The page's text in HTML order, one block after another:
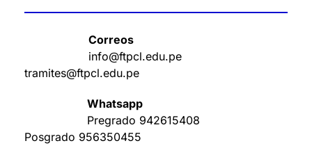
Correos
info@ftpcl.edu.pe
tramites@ftpcl.edu.pe
Whatsapp
Pregrado 942615408
Posgrado 956350455